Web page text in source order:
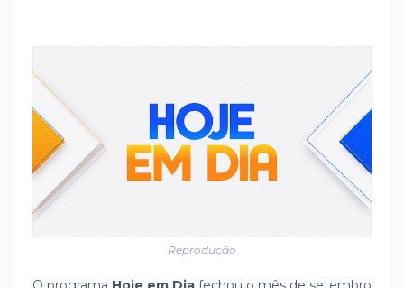
Reprodução